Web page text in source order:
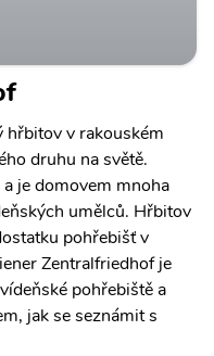
v rakouském
druhu na světě.
je domovem mnoha
umělců. Hřbitov
pohřebišť v
Zentralfriedhof je
pohřebiště a
jak se seznámit s